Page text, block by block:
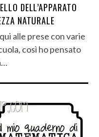
DELL’APPARATO
NATURALE
alle prese con varie
così ho pensato